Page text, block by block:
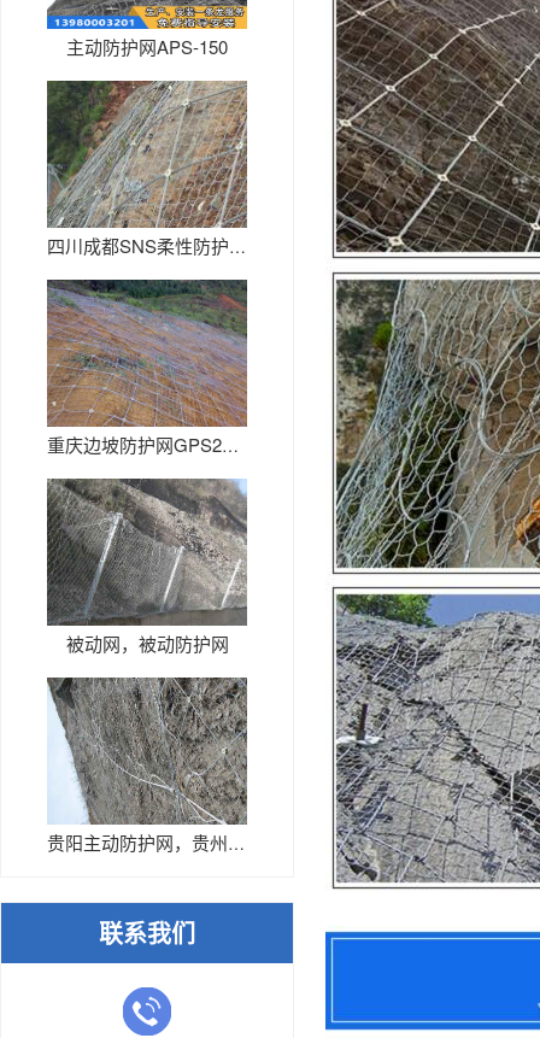
主动防护网APS-150
四川成都SNS柔性防护网生产厂...
重庆边坡防护网GPS2厂家
被动网，被动防护网
贵阳主动防护网，贵州主动网厂家
联系我们